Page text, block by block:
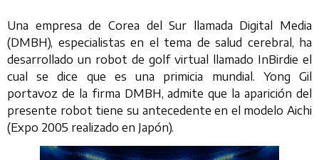
Una empresa de Corea del Sur llamada Digital Media
(DMBH), especialistas en el tema de salud cerebral, ha
desarrollado un robot de golf virtual llamado InBirdie el
cual se dice que es una primicia mundial. Yong Gil
portavoz de la firma DMBH, admite que la aparición del
presente robot tiene su antecedente en el modelo Aichi
(Expo 2005 realizado en Japón).